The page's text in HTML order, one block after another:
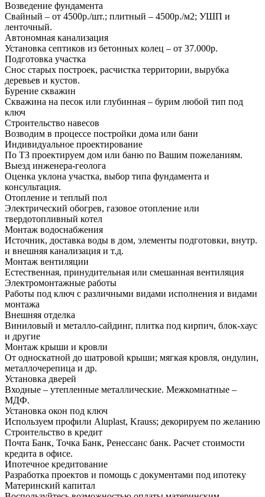
Возведение фундамента
Свайный – от 4500р./шт.; плитный – 4500р./м2; УШП и
ленточный.
Автономная канализация
Установка септиков из бетонных колец – от 37.000р.
Подготовка участка
Снос старых построек, расчистка территории, вырубка
деревьев и кустов.
Бурение скважин
Скважина на песок или глубинная – бурим любой тип под
ключ
Строительство навесов
Возводим в процессе постройки дома или бани
Индивидуальное проектирование
По ТЗ проектируем дом или баню по Вашим пожеланиям.
Выезд инженера-геолога
Оценка уклона участка, выбор типа фундамента и
консультация.
Отопление и теплый пол
Электрический обогрев, газовое отопление или
твердотопливный котел
Монтаж водоснабжения
Источник, доставка воды в дом, элементы подготовки, внутр.
и внешняя канализация и т.д.
Монтаж вентиляции
Естественная, принудительная или смешанная вентиляция
Электромонтажные работы
Работы под ключ с различными видами исполнения и видами
монтажа
Внешняя отделка
Виниловый и металло-сайдинг, плитка под кирпич, блок-хаус
и другие
Монтаж крыши и кровли
От односкатной до шатровой крыши; мягкая кровля, ондулин,
металлочерепица и др.
Установка дверей
Входные – утепленные металлические. Межкомнатные –
МДФ.
Установка окон под ключ
Используем профили Aluplast, Krauss; декорируем по желанию
Строительство в кредит
Почта Банк, Точка Банк, Ренессанс банк. Расчет стоимости
кредита в офисе.
Ипотечное кредитование
Разработка проектов и помощь с документами под ипотеку
Материнский капитал